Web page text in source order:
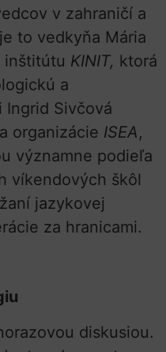
v zahraničí a
to vedkyňa Mária
inštitútu KINIT, ktorá
a
Sivčová
organizácie ISEA,
významne podieľa
víkendových škôl
jazykovej
za hranicami.
diskusiou.